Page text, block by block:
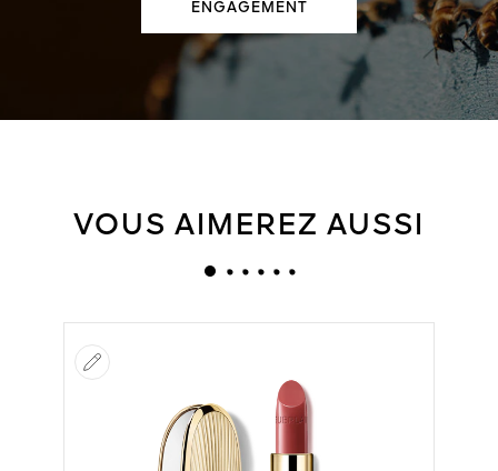
ENGAGEMENT
VOUS AIMEREZ AUSSI